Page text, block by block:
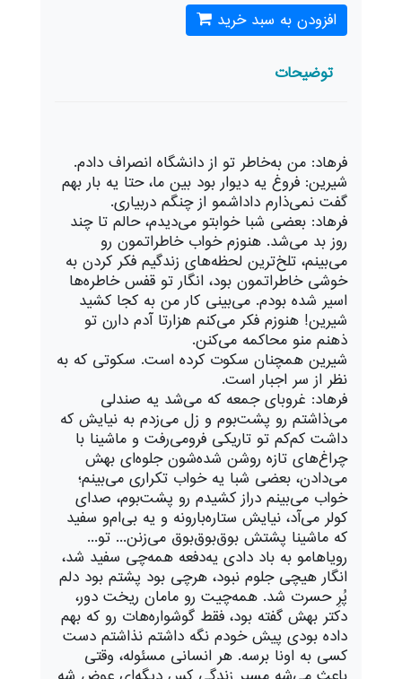
افزودن به سبد خرید
توضیحات
فرهاد: من به‌خاطر تو از دانشگاه انصراف دادم.
شیرین: فروغ یه دیوار بود بین ما، حتا یه بار بهم
گفت نمی‌ذارم داداشمو از چنگم دربیاری.
فرهاد: بعضی شبا خوابتو می‌دیدم، حالم تا چند
روز بد می‌شد. هنوزم خواب خاطراتمون رو
می‌بینم، تلخ‌ترین لحظه‌های زندگیم فکر کردن به
خوشی خاطراتمون بود، انگار تو قفس خاطره‌ها
اسیر شده بودم. می‌بینی کار من به کجا کشید
شیرین! هنوزم فکر می‌کنم هزارتا آدم دارن تو
ذهنم منو محاکمه می‌کنن.
شيرين همچنان سكوت كرده است. سكوتى كه به
نظر از سر اجبار است.
فرهاد: غروبای جمعه که می‌شد یه صندلی
می‌ذاشتم رو پشت‌بوم و زل می‌زدم به نیایش که
داشت کم‌کم تو تاریکی فرومی‌رفت و ماشینا با
چراغ‌های تازه روشن شده‌شون جلوه‌ای بهش
می‌دادن، بعضی شبا یه خواب تکراری می‌بینم؛
خواب می‌بینم دراز کشیدم رو پشت‌بوم، صدای
کولر می‌آد، نیایش ستاره‌بارونه و یه بی‌ام‌و سفید
که ماشینا پشتش بوق‌بوق‌بوق می‌زنن... تو...
رویاهامو به باد دادی یه‌دفعه همه‌چی سفید شد،
انگار هیچی جلوم نبود، هرچی بود پشتم بود دلم
پُرِ حسرت شد. همه‌چیت رو مامان ریخت دور،
دکتر بهش گفته بود، فقط گوشواره‌هات رو که بهم
داده بودی پیش خودم نگه داشتم نذاشتم دست
کسی به اونا برسه. هر انسانی مسئوله، وقتی